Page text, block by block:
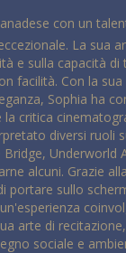
con un
La sua
e sulla capacità
facilità. Con la
Sophia ha
la critica
diversi ruoli
Underworld
alcuni. Grazie
portare sullo
arte di
sociale e